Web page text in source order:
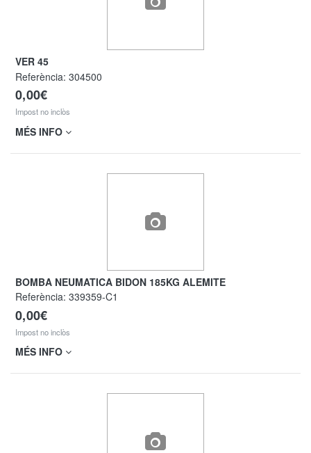
VER 45
Referència: 304500
0,00€
Impost no inclòs
MÉS INFO
BOMBA NEUMATICA BIDON 185KG ALEMITE
Referència: 339359-C1
0,00€
Impost no inclòs
MÉS INFO